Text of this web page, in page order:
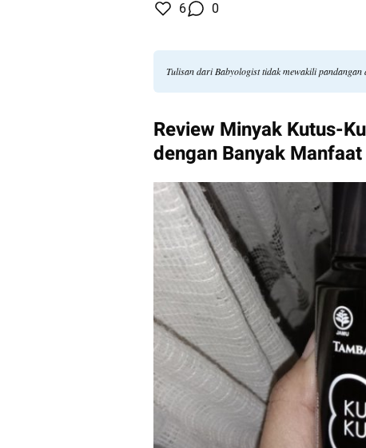
6 0
Tulisan dari Babyologist tidak mewakili
Review Minyak Kutus-
dengan Banyak Manfaat